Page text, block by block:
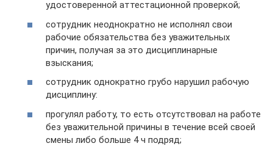
удостоверенной аттестационной проверкой;
сотрудник неоднократно не исполнял свои
рабочие обязательства без уважительных
причин, получая за это дисциплинарные
взыскания;
сотрудник однократно грубо нарушил рабочую
дисциплину:
прогулял работу, то есть отсутствовал на работе
без уважительной причины в течение всей своей
смены либо больше 4 ч подряд;